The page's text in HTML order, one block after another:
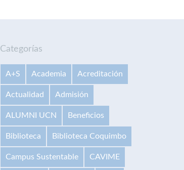
Categorías
A+S Academia Acreditación
Actualidad Admisión
ALUMNI UCN Beneficios
Biblioteca Biblioteca Coquimbo
Campus Sustentable CAVIME